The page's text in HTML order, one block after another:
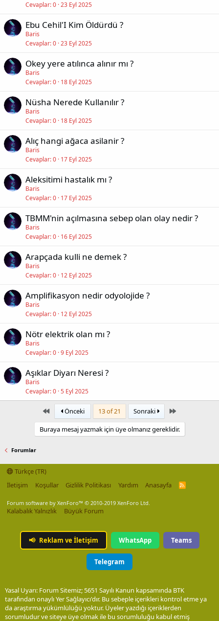
Cevaplar 0 23 Eyl 2025
Ebu Cehil'I Kim Öldürdü ?
Baris
Cevaplar 0 23 Eyl 2025
Okey yere atılınca alınır mı ?
Baris
Cevaplar 0 18 Eyl 2025
Nüsha Nerede Kullanılır ?
Baris
Cevaplar 0 18 Eyl 2025
Alıç hangi ağaca asilanir ?
Baris
Cevaplar 0 17 Eyl 2025
Aleksitimi hastalık mı ?
Baris
Cevaplar 0 17 Eyl 2025
TBMM'nin açılmasına sebep olan olay nedir ?
Baris
Cevaplar 0 16 Eyl 2025
Arapçada kulli ne demek ?
Baris
Cevaplar 0 12 Eyl 2025
Amplifikasyon nedir odyolojide ?
Baris
Cevaplar 0 12 Eyl 2025
Nötr elektrik olan mı ?
Baris
Cevaplar 0 9 Eyl 2025
Aşıklar Diyarı Neresi ?
Baris
Cevaplar 0 5 Eyl 2025
First Önceki 13 of 21 Sonraki Last
Buraya mesaj yazmak için üye olmanız gereklidir.
Forumlar
Türkçe (TR)
İletişim
Koşullar Gizlilik Politikası Yardım Anasayfa
R
Forum software by XenForo™ © 2010-2019 XenForo Ltd.
Kalabalık Yalnızlık Büyük Forum
📢 Reklam ve İletişim WhatsApp Teams
Telegram
Yasal Uyarı: Forum Sitemiz; 5651 Sayılı Kanun kapsamında BTK
tarafından onaylı Yer Sağlayıcı'dır. Bu sebeple içerikleri kontrol etme ya
da araştırma yükümlülüğü yoktur. Üyeler yazdığı içeriklerden
sorumludur ve siteye üye olmak ile bu sorumluluğu kabul etmiş